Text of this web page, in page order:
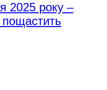
2025 року –
пощастить